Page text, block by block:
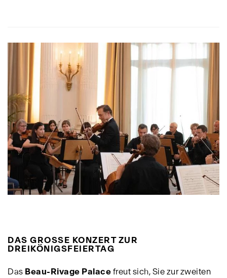
DAS GROSSE KONZERT ZUR
DREIKÖNIGSFEIERTAG
Das Beau-Rivage Palace freut sich, Sie zur zweiten